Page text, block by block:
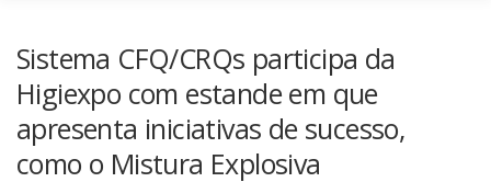
Sistema CFQ/CRQs participa da
Higiexpo com estande em que
apresenta iniciativas de sucesso,
como o Mistura Explosiva